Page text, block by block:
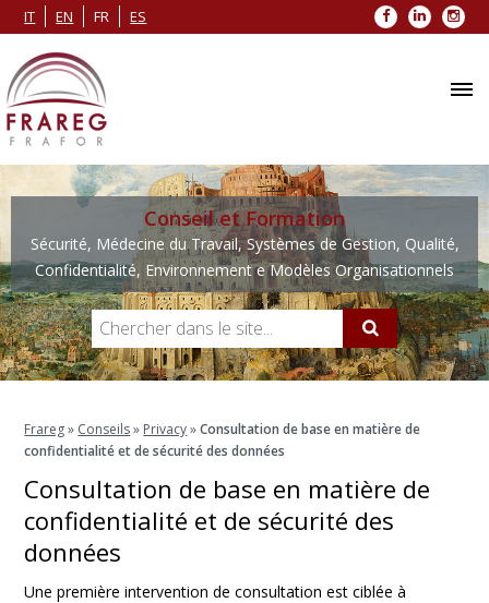
IT EN FR ES Facebook
LinkedIn
Conseil et Formation
Sécurité, Médecine du Travail, Systèmes de Gestion, Qualité,
Confidentialité, Environnement e Modèles Organisationnels
Frareg» Conseils» Privacy»Consultation de base en matière de
confidentialité et de sécurité des données
Consultation de base en matière de
confidentialité et de sécurité des
données
Une première intervention de consultation est ciblée à